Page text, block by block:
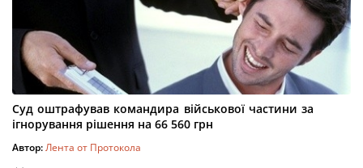
Суд оштрафував командира військової частини за
ігнорування рішення на 66 560 грн
Автор:Лента от Протокола